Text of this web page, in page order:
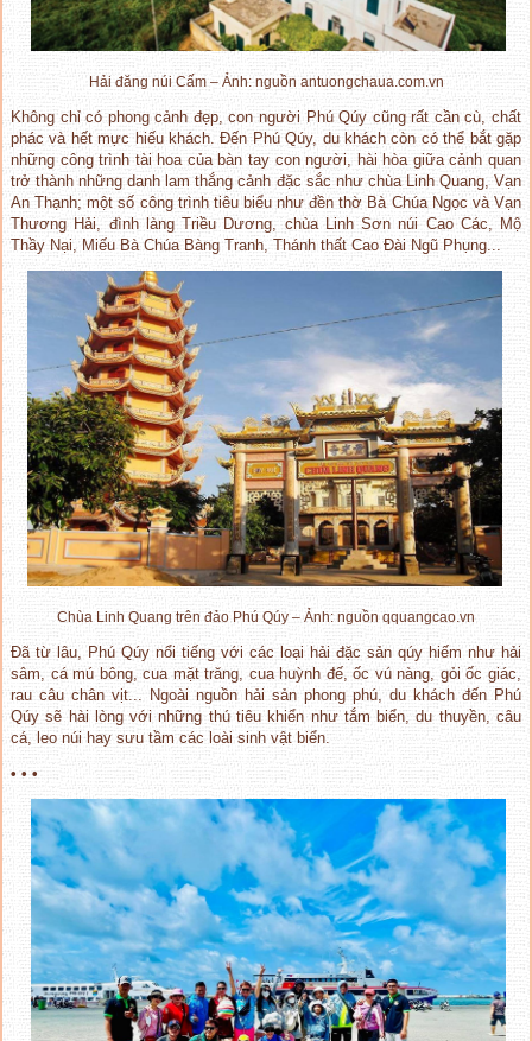
Hải đăng núi Cấm – Ảnh: nguồn antuongchaua.com.vn
Không chỉ có phong cảnh đẹp, con người Phú Qúy cũng rất cần cù, chất
phác và hết mực hiếu khách. Đến Phú Qúy, du khách còn có thể bắt gặp
những công trình tài hoa của bàn tay con người, hài hòa giữa cảnh quan
trở thành những danh lam thắng cảnh đặc sắc như chùa Linh Quang, Vạn
An Thạnh; một số công trình tiêu biểu như đền thờ Bà Chúa Ngọc và Vạn
Thương Hải, đình làng Triều Dương, chùa Linh Sơn núi Cao Các, Mộ
Thầy Nại, Miếu Bà Chúa Bàng Tranh, Thánh thất Cao Đài Ngũ Phụng...
Chùa Linh Quang trên đảo Phú Qúy – Ảnh: nguồn qquangcao.vn
Đã từ lâu, Phú Qúy nổi tiếng với các loại hải đặc sản qúy hiếm như hải
sâm, cá mú bông, cua mặt trăng, cua huỳnh đế, ốc vú nàng, gỏi ốc giác,
rau câu chân vịt... Ngoài nguồn hải sản phong phú, du khách đến Phú
Qúy sẽ hài lòng với những thú tiêu khiển như tắm biển, du thuyền, câu
cá, leo núi hay sưu tầm các loài sinh vật biển.
• • •